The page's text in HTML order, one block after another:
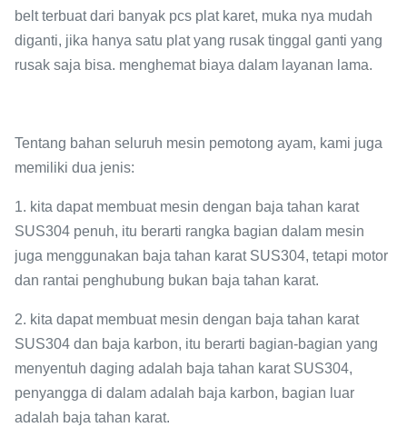
belt terbuat dari banyak pcs plat karet, muka nya mudah
diganti, jika hanya satu plat yang rusak tinggal ganti yang
rusak saja bisa. menghemat biaya dalam layanan lama.
Tentang bahan seluruh mesin pemotong ayam, kami juga
memiliki dua jenis:
1. kita dapat membuat mesin dengan baja tahan karat
SUS304 penuh, itu berarti rangka bagian dalam mesin
juga menggunakan baja tahan karat SUS304, tetapi motor
dan rantai penghubung bukan baja tahan karat.
2. kita dapat membuat mesin dengan baja tahan karat
SUS304 dan baja karbon, itu berarti bagian-bagian yang
menyentuh daging adalah baja tahan karat SUS304,
penyangga di dalam adalah baja karbon, bagian luar
adalah baja tahan karat.